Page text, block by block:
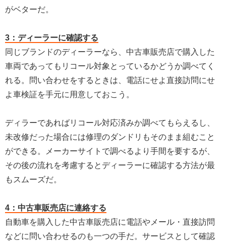
がベターだ。
3：ディーラーに確認する
同じブランドのディーラーなら、中古車販売店で購入した
車両であってもリコール対象とっているかどうか調べてく
れる。問い合わせをするときは、電話にせよ直接訪問にせ
よ車検証を手元に用意しておこう。
ディラーであればリコール対応済みか調べてもらえるし、
未改修だった場合には修理のダンドリもそのまま組むこと
ができる。メーカーサイトで調べるより手間を要するが、
その後の流れを考慮するとディーラーに確認する方法が最
もスムーズだ。
4：中古車販売店に連絡する
自動車を購入した中古車販売店に電話やメール・直接訪問
などに問い合わせるのも一つの手だ。サービスとして確認